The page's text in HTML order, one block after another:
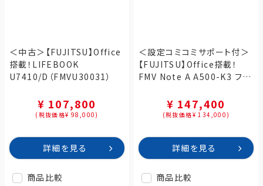
＜中古＞【FUJITSU】Office
搭載！LIFEBOOK
U7410/D（FMVU30031）
¥ 107,800
(税抜価格¥ 98,000)
詳細を見る
商品比較
＜設定コミコミサポート付＞
【FUJITSU】Office搭載！
FMV Note A A500-K3 ファ
（FMVA500K3S）
¥ 147,400
(税抜価格¥ 134,000)
詳細を見る
商品比較